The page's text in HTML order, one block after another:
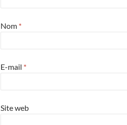
Nom *
E-mail *
Site web